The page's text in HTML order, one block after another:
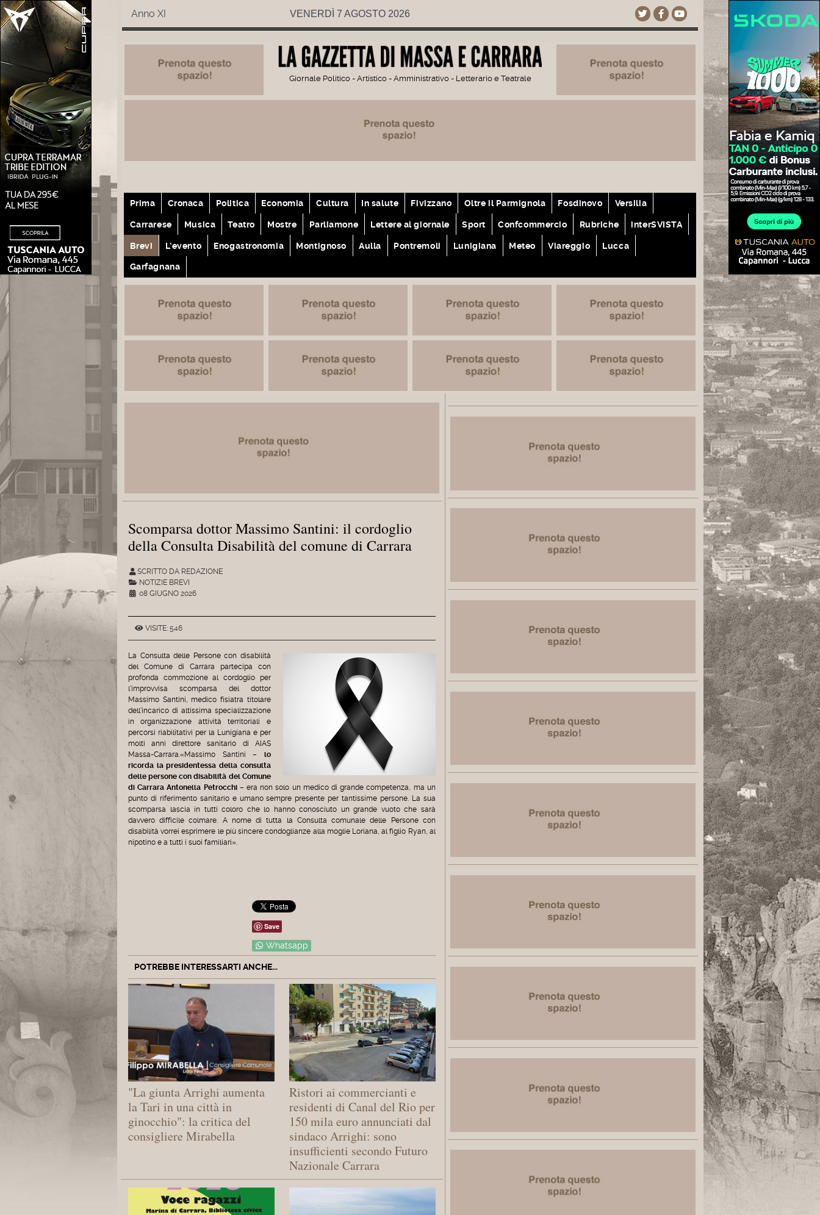
Anno XI VENERDÌ 7 AGOSTO 2026
Giornale Politico - Artistico - Amministrativo - Letterario e Teatrale
Prima Cronaca Politica Economia Cultura In salute Fivizzano Oltre il Parmignola Fosdinovo Versilia
Carrarese Musica Teatro Mostre Parliamone Lettere al giornale Sport Confcommercio Rubriche interSVISTA
Brevi L'evento Enogastronomia Montignoso Aulla Pontremoli Lunigiana Meteo Viareggio Lucca
Garfagnana
Scomparsa dottor Massimo Santini: il cordoglio
della Consulta Disabilità del comune di Carrara
SCRITTO DA REDAZIONE
NOTIZIE BREVI
08 GIUGNO 2026
VISITE: 546
La Consulta delle Persone con disabilità
del Comune di Carrara partecipa con
profonda commozione al cordoglio per
l'improvvisa scomparsa del dottor
Massimo Santini, medico fisiatra titolare
dell'incarico di altissima specializzazione
in organizzazione attività territoriali e
percorsi riabilitativi per la Lunigiana e per
molti anni direttore sanitario di AIAS
Massa-Carrara.«Massimo Santini –
lo
ricorda la presidentessa della consulta
delle persone con disabilità del Comune
di Carrara Antonella Petrocchi – era non solo un medico di grande competenza, ma un
punto di riferimento sanitario e umano sempre presente per tantissime persone. La sua
scomparsa lascia in tutti coloro che lo hanno conosciuto un grande vuoto che sarà
davvero difficile colmare. A nome di tutta la Consulta comunale delle Persone con
disabilità vorrei esprimere le più sincere condoglianze alla moglie Loriana, al figlio Ryan, al
nipotino e a tutti i suoi familiari».
Save
Whatsapp
POTREBBE INTERESSARTI ANCHE...
"La giunta Arrighi aumenta
la Tari in una città in
ginocchio": la critica del
consigliere Mirabella
Ristori ai commercianti e
residenti di Canal del Rio per
150 mila euro annunciati dal
sindaco Arrighi: sono
insufficienti secondo Futuro
Nazionale Carrara